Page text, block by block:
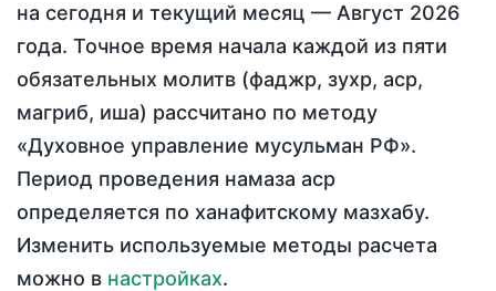
на сегодня и текущий месяц — Август 2026
года. Точное время начала каждой из пяти
обязательных молитв (фаджр, зухр, аср,
магриб, иша) рассчитано по методу
«Духовное управление мусульман РФ».
Период проведения намаза аср
определяется по ханафитскому мазхабу.
Изменить используемые методы расчета
можно в настройках.